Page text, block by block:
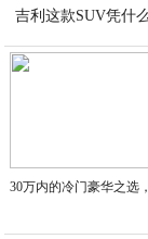
吉利这款SUV凭什
30万内的冷门豪华之选